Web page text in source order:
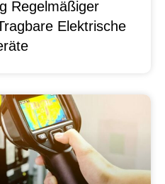
Regelmäßiger
Elektrische